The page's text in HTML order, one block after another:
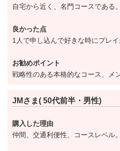
本格的なトーナメントコース
格であればメンバーになる価
ぜひご検討ください。
【キングコース】
グリーンのアンジュレーショ
7009ヤード。コースレートは
自宅から近く、名門コースである
良かった点
1人で申し込んで好きな時にプレイ
お勧めポイント
戦略性のある本格的なコース、メ
JMさま( 50代前半・男性)
購入した理由
仲間、交通利便性、コースレベル。